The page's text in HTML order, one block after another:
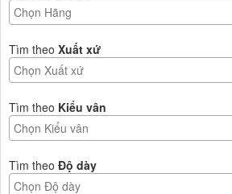
Tìm theo Xuất xứ
Tìm theo Kiểu vân
Tìm theo Độ dày